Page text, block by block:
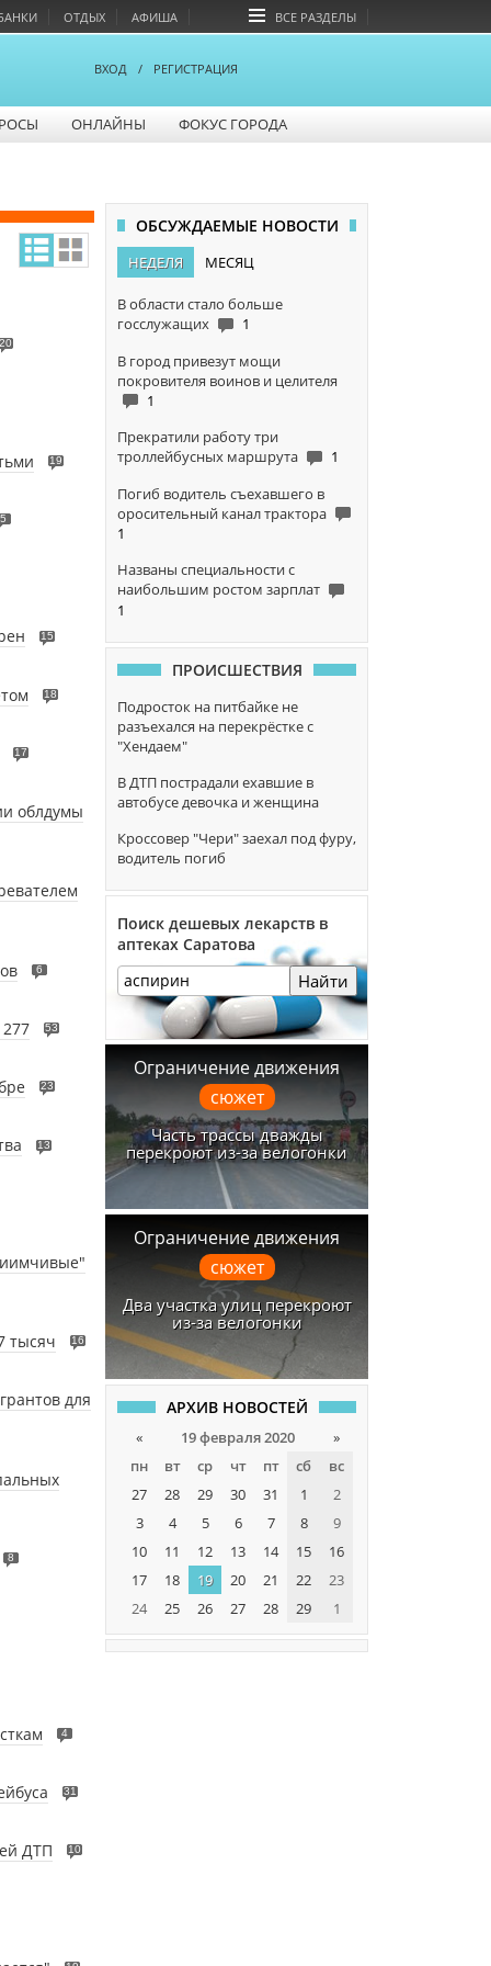
ОТДЫХ АФИША ВСЕ РАЗДЕЛЫ
ВХОД / РЕГИСТРАЦИЯ
ОНЛАЙНЫ ФОКУС ГОРОДА
20
19
5
15
18
17
облдумы
6
53
23
13
тысяч 16
для
8
4
31
ДТП 10
ОБСУЖДАЕМЫЕ НОВОСТИ
НЕДЕЛЯ МЕСЯЦ
В области стало больше
госслужащих
1
В город привезут мощи
покровителя воинов и целителя
1
Прекратили работу три
троллейбусных маршрута
1
Погиб водитель съехавшего в
оросительный канал трактора
1
Названы специальности с
наибольшим ростом зарплат
1
ПРОИСШЕСТВИЯ
Подросток на питбайке не
разъехался на перекрёстке с
"Хендаем"
В ДТП пострадали ехавшие в
автобусе девочка и женщина
Кроссовер "Чери" заехал под фуру,
водитель погиб
Поиск дешевых лекарств в
аптеках Саратова
Найти
Ограничение движения
сюжет
Часть трассы дважды
перекроют из-за велогонки
Ограничение движения
сюжет
Два участка улиц перекроют
из-за велогонки
АРХИВ НОВОСТЕЙ
« 19 февраля 2020
»
пн
вт ср чт пт сб
вс
27
28 29 30 31 1
2
3
4 5 6 7 8
9
10
11 12 13 14 15
16
17
18 19 20 21 22
23
24
25 26 27 28 29 1